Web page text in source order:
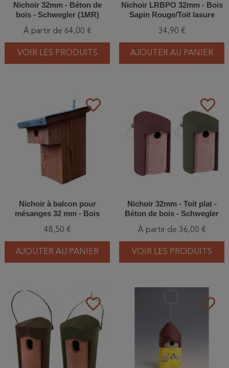
Nichoir 32mm - Béton de
bois - Schwegler (1MR)
À partir de 64,00 €
VOIR LES PRODUITS
Nichoir LRBPO 32mm - Bois
Sapin Rouge/Toit lasure
34,90 €
AJOUTER AU PANIER
favorite_border
Nichoir à balcon pour
mésanges 32 mm - Bois
48,50 €
AJOUTER AU PANIER
favorite_border
Nichoir 32mm - Toit plat -
Béton de bois - Schwegler
À partir de 36,00 €
VOIR LES PRODUITS
favorite_border favorite_border